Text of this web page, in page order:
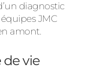
diagnostic
JMC
amont.
de vie